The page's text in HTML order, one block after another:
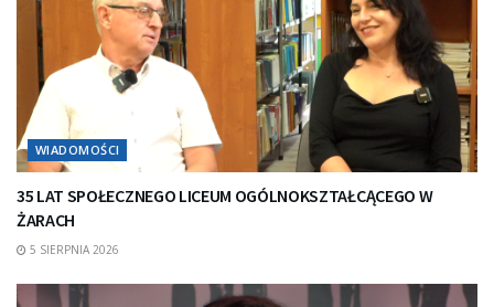
WIADOMOŚCI
35 LAT SPOŁECZNEGO LICEUM OGÓLNOKSZTAŁCĄCEGO W
ŻARACH
5 SIERPNIA 2026